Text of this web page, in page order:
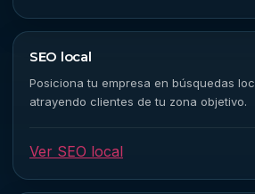
SEO local
Posiciona tu empresa en búsquedas
atrayendo clientes de tu zona objetivo.
Ver SEO local